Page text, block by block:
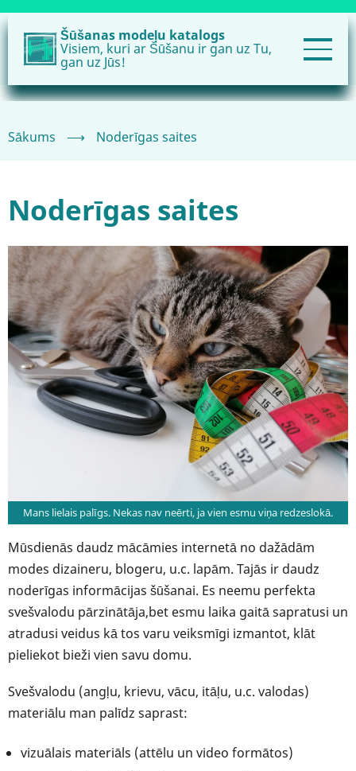
Pārlekt
uz
galveno
Šūšanas modeļu katalogs
Visiem, kuri ar Šūšanu ir gan uz Tu,
gan uz Jūs!
Sākums ⟶ Noderīgas saites
Noderīgas saites
Mans lielais palīgs. Nekas nav neērti, ja vien esmu viņa redzeslokā.
Mūsdienās daudz mācāmies internetā no dažādām
modes dizaineru, blogeru, u.c. lapām. Tajās ir daudz
noderīgas informācijas šūšanai. Es neemu perfekta
svešvalodu pārzinātāja,bet esmu laika gaitā sapratusi un
atradusi veidus kā tos varu veiksmīgi izmantot, klāt
pieliekot bieži vien savu domu.
Svešvalodu (angļu, krievu, vācu, itāļu, u.c. valodas)
materiālu man palīdz saprast:
vizuālais materiāls (attēlu un video formātos)